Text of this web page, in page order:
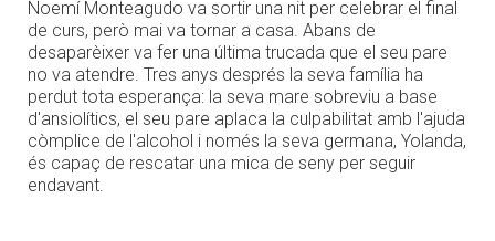
Noemí Monteagudo va sortir una nit per celebrar el final
de curs, però mai va tornar a casa. Abans de
desaparèixer va fer una última trucada que el seu pare
no va atendre. Tres anys després la seva família ha
perdut tota esperança: la seva mare sobreviu a base
d'ansiolítics, el seu pare aplaca la culpabilitat amb l'ajuda
còmplice de l'alcohol i només la seva germana, Yolanda,
és capaç de rescatar una mica de seny per seguir
endavant.